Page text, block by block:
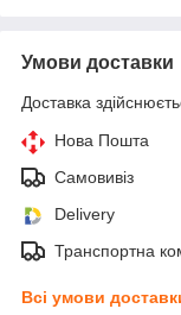
Умови доставки
Доставка
Нова Пошта
Самовивіз
Delivery
Транспортна
Всі умови